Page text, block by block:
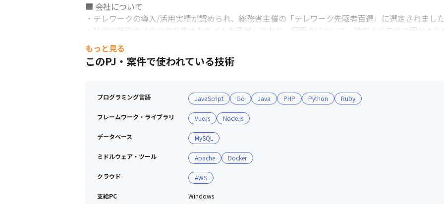
■ 会社について
・テレワークの導入/活用実績が認められ、総務省主催の「テレワーク先駆者百選」に選定されまし
・社内で技術のノウハウを集めたサイトを運用しており、疑問点について、効率よく自分で調べる
・毎月業績報告のための動画を発信しており、社員が事業の成長を自分ごとに捉えて業務に臨めるよ
・毎月の動画には、匿名の社員からの質問へ回答するコーナーや、誕生日の社員を紹介しつつ、お祝
もっと見る
このPJ・案件で使われている技術
プログラミング言語 JavaScript Go Java PHP Python Ruby
フレームワーク・ライブラリ Vue.js Node.js
データベース MySQL
ミドルウェア・ツール Apache Docker
クラウド AWS
支給PC Windows